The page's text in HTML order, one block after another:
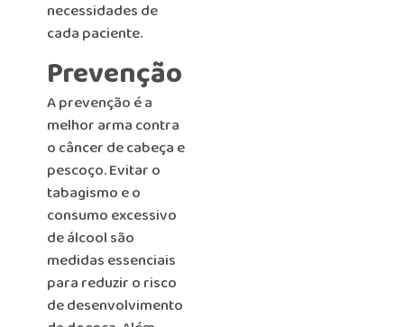
necessidades de
cada paciente.
Prevenção
A prevenção é a
melhor arma contra
o câncer de cabeça e
pescoço. Evitar o
tabagismo e o
consumo excessivo
de álcool são
medidas essenciais
para reduzir o risco
de desenvolvimento